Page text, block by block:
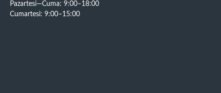
Pazartesi—Cuma: 9:00–18:00
Cumartesi: 9:00–15:00